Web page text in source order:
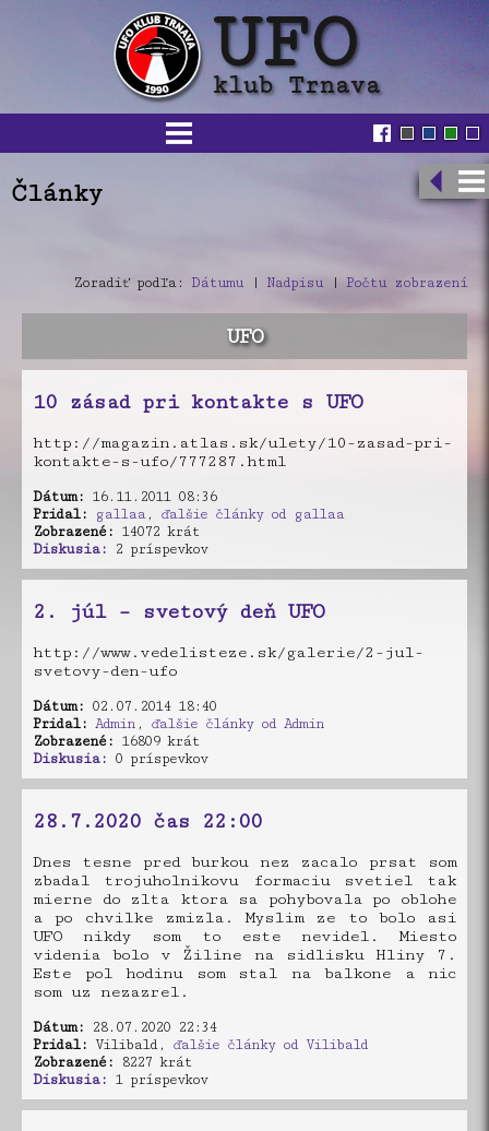
Články
Zoradiť podľa: Dátumu | Nadpisu | Počtu zobrazení
UFO
10 zásad pri kontakte s UFO
http://magazin.atlas.sk/ulety/10-zasad-pri-
kontakte-s-ufo/777287.html
Dátum: 16.11.2011 08:36
Pridal:
gallaa, ďalšie články od gallaa
Zobrazené: 14072 krát
Diskusia: 2 príspevkov
2. júl – svetový deň UFO
http://www.vedelisteze.sk/galerie/2-jul-
svetovy-den-ufo
Dátum: 02.07.2014 18:40
Pridal: Admin , ďalšie články od Admin
Zobrazené: 16809 krát
Diskusia: 0 príspevkov
28.7.2020 čas 22:00
Dnes tesne pred burkou nez zacalo prsat som
zbadal trojuholnikovu formaciu svetiel tak
mierne do zlta ktora sa pohybovala po oblohe
a po chvilke zmizla. Myslim ze to bolo asi
UFO nikdy som to este nevidel. Miesto
videnia bolo v Žiline na sidlisku Hliny 7.
Este pol hodinu som stal na balkone a nic
som uz nezazrel.
Dátum: 28.07.2020 22:34
Pridal: Vilibald, ďalšie články od Vilibald
Zobrazené: 8227 krát
Diskusia: 1 príspevkov